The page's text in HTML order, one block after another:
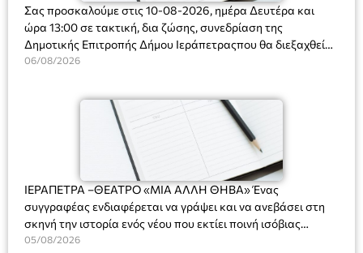
Σας προσκαλούμε στις 10-08-2026, ημέρα Δευτέρα και
ώρα 13:00 σε τακτική, δια ζώσης, συνεδρίαση της
Δημοτικής Επιτροπής Δήμου Ιεράπετραςπου θα διεξαχθεί
στο Δημοτικό Κατάστημα, Δημοκρατίας 31 στην αίθουσα
και λήψη αποφάσεων στα παρακάτω θέματα:
06/08/2026
ΙΕΡΑΠΕΤΡΑ –ΘΕΑΤΡΟ «ΜΙΑ ΑΛΛΗ ΘΗΒΑ» Ένας
συγγραφέας ενδιαφέρεται να γράψει και να ανεβάσει στη
σκηνή την ιστορία ενός νέου που εκτίει ποινή ισόβιας
κάθειρξης για πατροκτονία. Ένα πολυβραβευμένο έργο για
05/08/2026